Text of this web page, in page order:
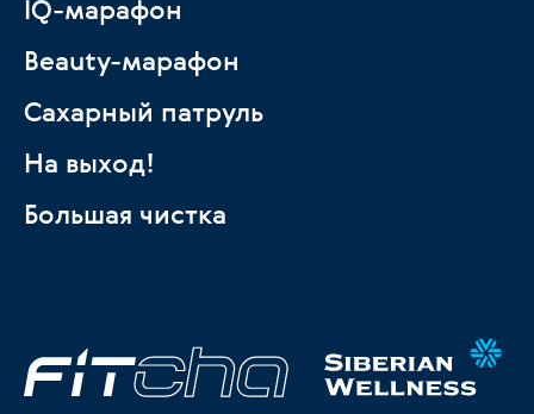
IQ-марафон
Beauty-марафон
Сахарный патруль
На выход!
Большая чистка